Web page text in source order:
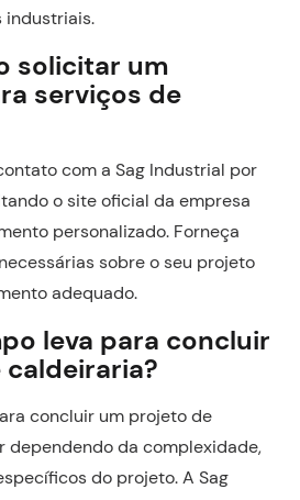
industriais.
solicitar um
serviços de
com a Sag Industrial por
o site oficial da empresa
personalizado. Forneça
sobre o seu projeto
adequado.
leva para concluir
concluir um projeto de
dependendo da complexidade,
do projeto. A Sag